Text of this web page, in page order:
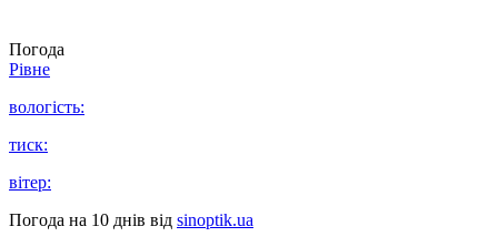
Погода
Рівне
вологість:
тиск:
вітер:
Погода на 10 днів від sinoptik.ua